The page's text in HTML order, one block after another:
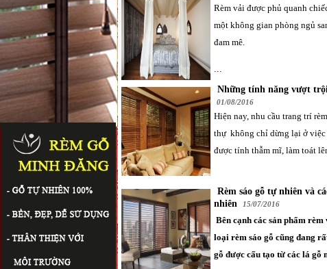
Rèm vải được phủ quanh
một không gian phòng ngủ
đam mê.
Những tính năng vượt
01/08/2016
Hiện nay, nhu cầu trang trí
thự không chỉ dừng lại ở việc
được tính thẫm mĩ, làm toát
Rèm sáo gỗ tự nhiên và
nhiên
15/07/2016
Bên cạnh các sản phẩm rèm
loại rèm sáo gỗ cũng đang
gỗ được cấu tạo từ các lá gỗ